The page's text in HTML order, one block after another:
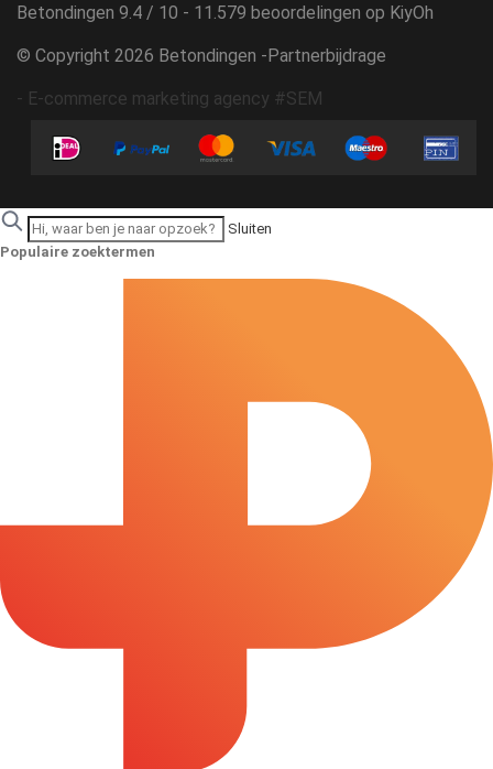
Betondingen 9.4 / 10 - 11.579 beoordelingen op KiyOh
© Copyright 2026 Betondingen - Partnerbijdrage
- E-commerce marketing agency #SEM
Sluiten
Populaire zoektermen